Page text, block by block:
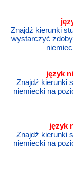
Znajdź kierunki
wystarczyć
język
Znajdź kierunki
niemiecki na
język
Znajdź kierunki
niemiecki na